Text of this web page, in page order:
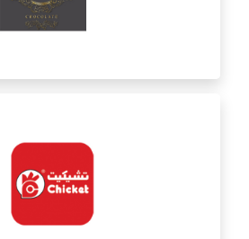
بنت العصفور
ب ت شوكوليت